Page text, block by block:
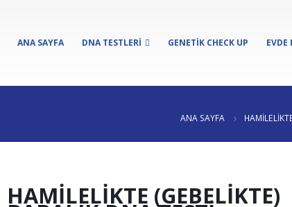
ANA SAYFA DNA TESTLERI GENETIK CHECK UP
ANA SAYFA
HAMILELIKTE (GEBELIKTE)